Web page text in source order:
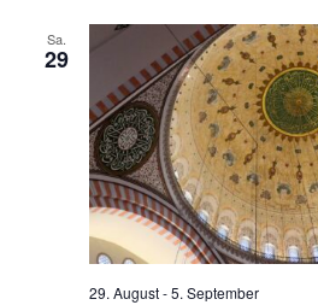
des
Sa.
29
29. August-5. September